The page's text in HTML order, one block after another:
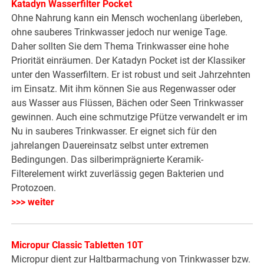
Katadyn Wasserfilter Pocket
Ohne Nahrung kann ein Mensch wochenlang überleben,
ohne sauberes Trinkwasser jedoch nur wenige Tage.
Daher sollten Sie dem Thema Trinkwasser eine hohe
Priorität einräumen. Der Katadyn Pocket ist der Klassiker
unter den Wasserfiltern. Er ist robust und seit Jahrzehnten
im Einsatz. Mit ihm können Sie aus Regenwasser oder
aus Wasser aus Flüssen, Bächen oder Seen Trinkwasser
gewinnen. Auch eine schmutzige Pfütze verwandelt er im
Nu in sauberes Trinkwasser. Er eignet sich für den
jahrelangen Dauereinsatz selbst unter extremen
Bedingungen. Das silberimprägnierte Keramik-
Filterelement wirkt zuverlässig gegen Bakterien und
Protozoen.
>>> weiter
Micropur Classic Tabletten 10T
Micropur dient zur Haltbarmachung von Trinkwasser bzw.